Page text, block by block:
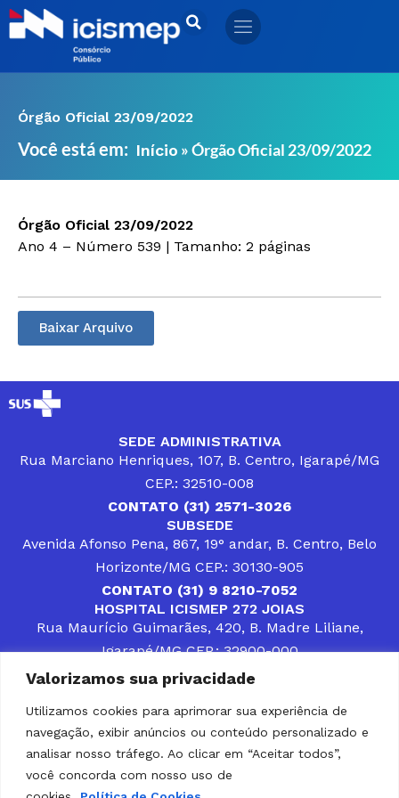
Valorizamos sua privacidade
Utilizamos cookies para aprimorar sua experiência de
navegação, exibir anúncios ou conteúdo personalizado e
analisar nosso tráfego. Ao clicar em “Aceitar todos”,
você concorda com nosso uso de
Ir
para
Órgão Oficial 23/09/2022
Você está em: Início »Órgão Oficial 23/09/2022
Órgão Oficial 23/09/2022
Ano 4 – Número 539 | Tamanho: 2 páginas
Baixar Arquivo
SEDE ADMINISTRATIVA
Rua Marciano Henriques, 107, B. Centro, Igarapé/MG
CEP.: 32510-008
CONTATO (31) 2571-3026
SUBSEDE
Avenida Afonso Pena, 867, 19° andar, B. Centro, Belo
Horizonte/MG CEP.: 30130-905
CONTATO (31) 9 8210-7052
HOSPITAL ICISMEP 272 JOIAS
Rua Maurício Guimarães, 420, B. Madre Liliane,
Igarapé/MG CEP.: 32900-000
CONTATOS (31) 3512-4400 ou (31) 9 8309-8660
DESENVOLVER SOLUÇÕES, AÇÕES E SERVIÇOS
PÚBLICOS QUE COMPLEMENTEM A ASSISTÊNCIA À
POPULAÇÃO DA REGIÃO EM QUE ATUA, SENDO
PARCEIRO DOS MUNICÍPIOS CONSORCIADOS NA
SOLUÇÃO DE DIFICULDADES ENFRENTADAS POR
GESTORES MUNICIPAIS, É O COMPROMISSO DO
ICISMEP.